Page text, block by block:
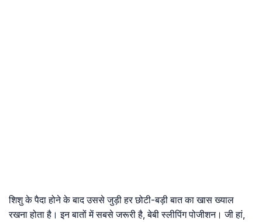
शिशु के पैदा होने के बाद उससे जुड़ी हर छोटी-बड़ी बात का खास ख्याल
रखना होता है। इन बातों में सबसे जरूरी है, बेबी स्लीपिंग पोजीशन। जी हां,